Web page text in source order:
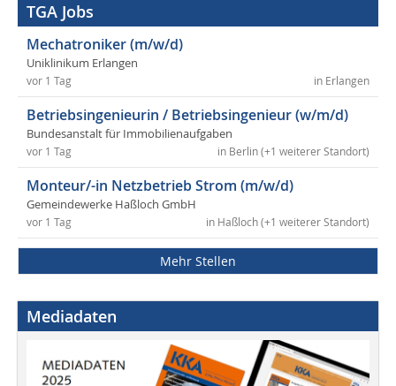
TGA Jobs
Mechatroniker (m/w/d)
Uniklinikum Erlangen
in Erlangen
vor 1 Tag
Betriebsingenieurin / Betriebsingenieur (w/m/d)
Bundesanstalt für Immobilienaufgaben
in Berlin (+1 weiterer Standort)
vor 1 Tag
Monteur/-in Netzbetrieb Strom (m/w/d)
Gemeindewerke Haßloch GmbH
in Haßloch (+1 weiterer Standort)
vor 1 Tag
Mehr Stellen
Mediadaten